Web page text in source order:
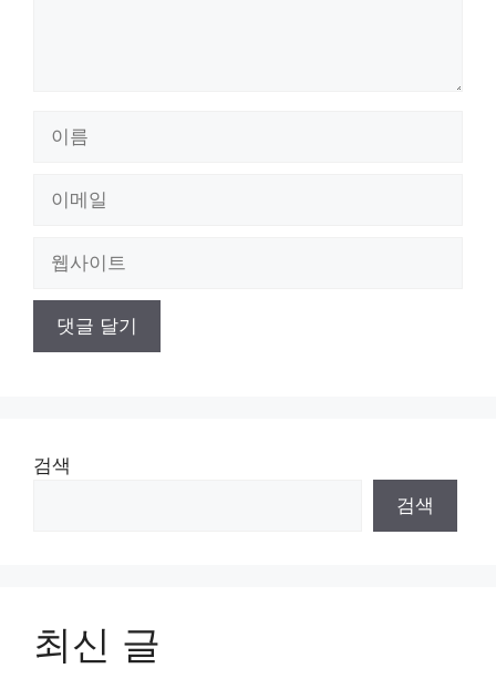
이
검색
검색
최신 글